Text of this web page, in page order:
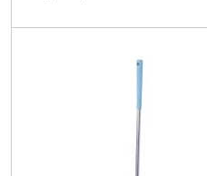
Подробнее...